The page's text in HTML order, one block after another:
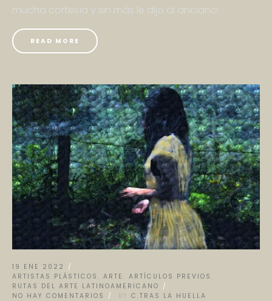
mucha cortesía y sin más le dijo al anciano:
READ MORE
19 ENE 2022
ARTISTAS PLÁSTICOS
ARTE ARTÍCULOS PREVIOS
RUTAS DEL ARTE LATINOAMERICANO
NO HAY COMENTARIOS
BY C.TRAS LA HUELLA